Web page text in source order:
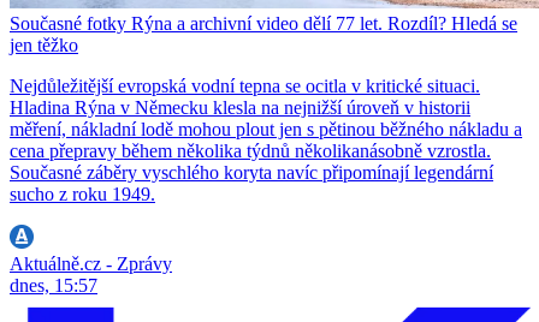
Současné fotky Rýna a archivní video dělí 77 let. Rozdíl? Hledá se
jen těžko
Nejdůležitější evropská vodní tepna se ocitla v kritické situaci.
Hladina Rýna v Německu klesla na nejnižší úroveň v historii
měření, nákladní lodě mohou plout jen s pětinou běžného nákladu a
cena přepravy během několika týdnů několikanásobně vzrostla.
Současné záběry vyschlého koryta navíc připomínají legendární
sucho z roku 1949.
Aktuálně.cz - Zprávy
dnes, 15:57